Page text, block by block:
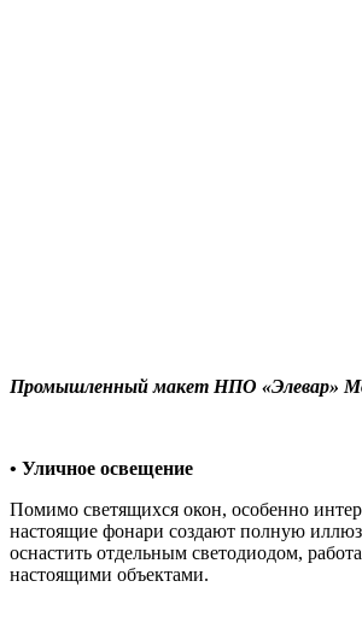
Промышленный макет НПО «Элевар»
• Уличное освещение
Помимо светящихся окон, особенно
настоящие фонари создают полную
оснастить отдельным светодиодом,
настоящими объектами.